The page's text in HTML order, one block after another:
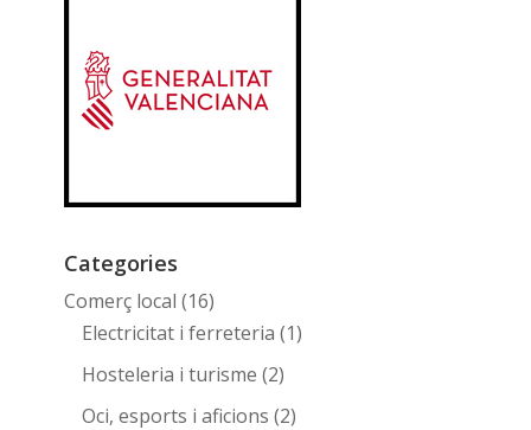
Categories
Comerç local (16)
Electricitat i ferreteria (1)
Hosteleria i turisme (2)
Oci, esports i aficions (2)